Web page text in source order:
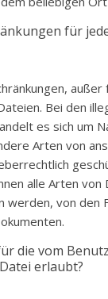
für
Bei den
es sich um
Arten von
alle Arten von
werden, von den
die vom
erlaubt?